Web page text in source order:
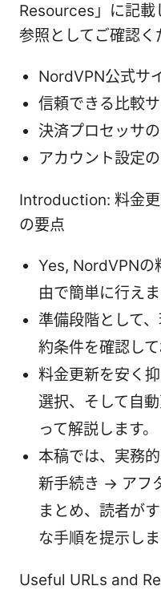
Resources」に記載
参照としてご確認く
NordVPN公式サ
信頼できる比較
決済プロセッサ
アカウント設定
Introduction: 料金
の要点
Yes, NordVPNの
由で簡単に行えま
準備段階として
約条件を確認して
料金更新を安く
選択、そして自
って解説します。
本稿では、実務
新手続き → アフ
まとめ、読者が
な手順を提示しま
Useful URLs and